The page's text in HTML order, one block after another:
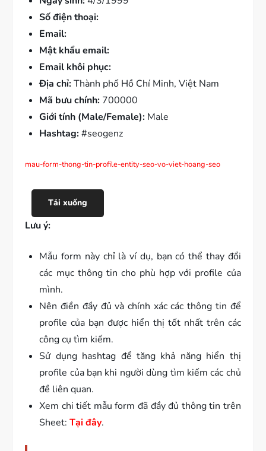
Số điện thoại:
Email:
Mật khẩu email:
Email khôi phục:
Địa chỉ:Thành phố Hồ Chí Minh, Việt Nam
Mã bưu chính: 700000
Giới tính (Male/Female): Male
Hashtag:#seogenz
mau-form-thong-tin-profile-entity-seo-vo-viet-hoang-seo
Tải xuống
Lưu ý:
Mẫu form này chỉ là ví dụ, bạn có thể thay đổi
các mục thông tin cho phù hợp với profile của
mình.
Nên điền đầy đủ và chính xác các thông tin để
profile của bạn được hiển thị tốt nhất trên các
công cụ tìm kiếm.
Sử dụng hashtag để tăng khả năng hiển thị
profile của bạn khi người dùng tìm kiếm các chủ
đề liên quan.
Xem chi tiết mẫu form đã đầy đủ thông tin trên
Sheet:Tại đây.